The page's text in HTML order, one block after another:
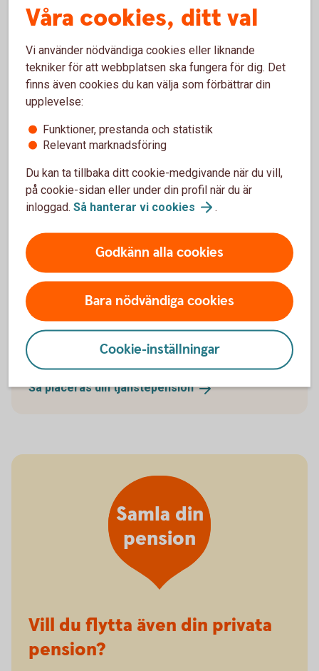
kollektivavtalad tjänstepension.
Vad händer efter flytten av
tjänstepensionen till oss?
När du flyttar din tjänstepension till oss, får du en
för att passa dig som inte vill vara aktiv i ditt
pensionssparande och anpassar risknivån efter din
ålder – både inför och under pensionen. Ju närmare
sparande.
Självklart kan du byta fonder om du vill. Det gör du
enkelt i appen, internetbanken eller portalen Mina
försäkringar. Läs mer om hur din pension placeras
Så placeras dintjänstepension
Samla din
pension
Vill du flytta även din privata
pension?
Våra cookies, ditt val
Vi använder nödvändiga cookies eller liknande
tekniker för att webbplatsen ska fungera för dig. Det
finns även cookies du kan välja som förbättrar din
upplevelse:
Funktioner, prestanda och statistik
Relevant marknadsföring
Du kan ta tillbaka ditt cookie-medgivande när du vill,
på cookie-sidan eller under din profil när du är
inloggad. Så hanterar vi cookies .
Godkänn alla cookies
Bara nödvändiga cookies
Cookie-inställningar